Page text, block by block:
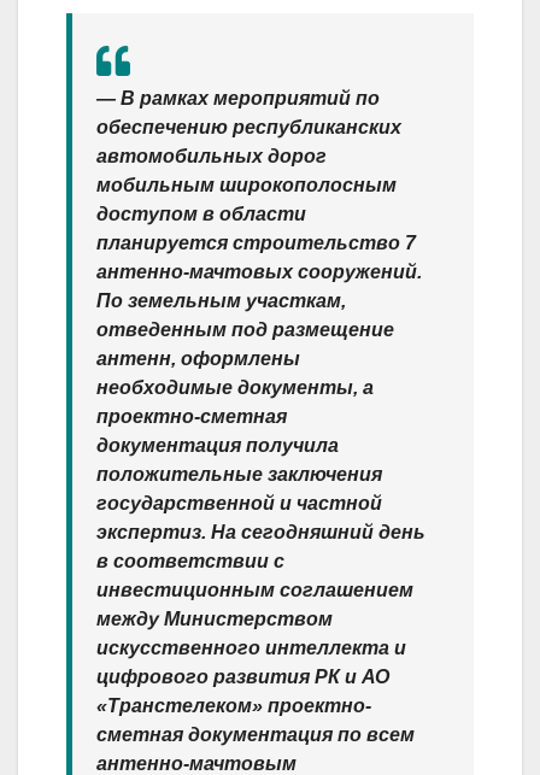
— В рамках мероприятий по
обеспечению республиканских
автомобильных дорог
мобильным широкополосным
доступом в области
планируется строительство 7
антенно-мачтовых сооружений.
По земельным участкам,
отведенным под размещение
антенн, оформлены
необходимые документы, а
проектно-сметная
документация получила
положительные заключения
государственной и частной
экспертиз. На сегодняшний день
в соответствии с
инвестиционным соглашением
между Министерством
искусственного интеллекта и
цифрового развития РК и АО
«Транстелеком» проектно-
сметная документация по всем
антенно-мачтовым